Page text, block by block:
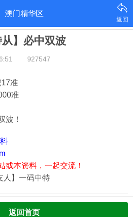
澳门精华区
返回
】必中双波
927547
17准
准
波！
或本资料，一起交流！
人】一码中特
返回首页